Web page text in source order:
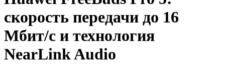
скорость передачи до 16
Мбит/с и технология
NearLink Audio